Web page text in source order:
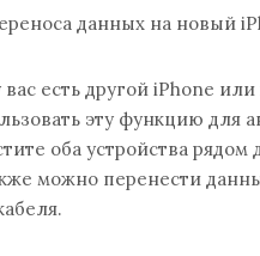
данных на новый
есть другой iPhone или
эту функцию для
оба устройства рядом
можно перенести